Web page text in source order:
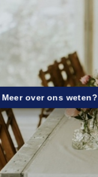
Meer over ons weten?